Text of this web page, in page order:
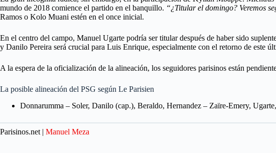
mundo de 2018 comience el partido en el banquillo. “¿Titular el domingo? Veremos
Ramos o Kolo Muani estén en el once inicial.
En el centro del campo, Manuel Ugarte podría ser titular después de haber sido
y Danilo Pereira será crucial para Luis Enrique, especialmente con el retorno de este
A la espera de la oficialización de la alineación, los seguidores parisinos están
La posible alineación del PSG según Le Parisien
Donnarumma – Soler, Danilo (cap.), Beraldo, Hernandez – Zaïre-Emery,
Parisinos.net | Manuel Meza